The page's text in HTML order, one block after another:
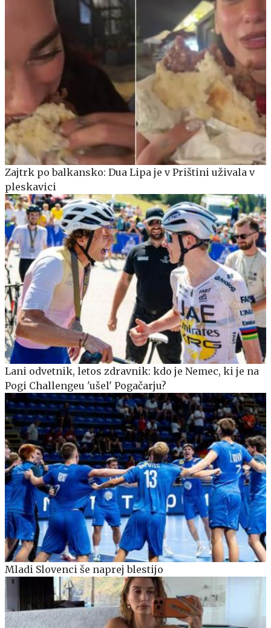
Zajtrk po balkansko: Dua Lipa je v Prištini uživala v
pleskavici
Lani odvetnik, letos zdravnik: kdo je Nemec, ki je na
Pogi Challengeu 'ušel' Pogačarju?
Mladi Slovenci še naprej blestijo